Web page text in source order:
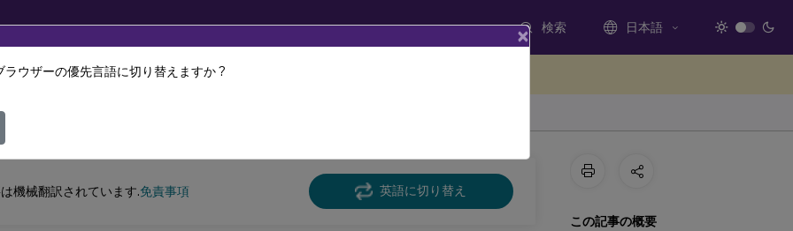
検索 日本語
は動的に機械翻訳されています。
機械翻訳されています.免責事項 英語に切り替え
この記事の概要
×
ラウザーの優先言語に切り替えますか ?